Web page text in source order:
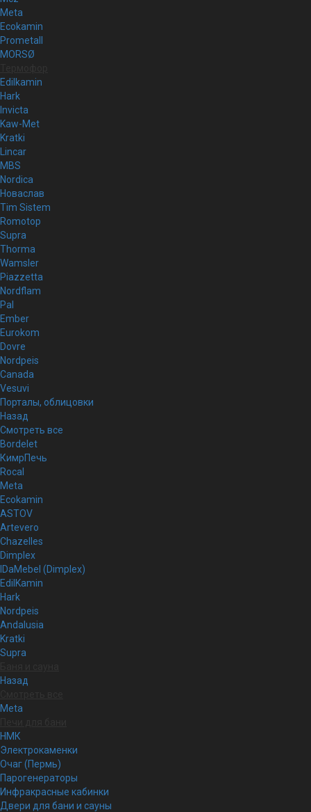
Meta
Ecokamin
Prometall
MORSØ
Edilkamin
Hark
Invicta
Kaw-Met
Kratki
Lincar
MBS
Nordica
Новаслав
Tim Sistem
Romotop
Supra
Thorma
Wamsler
Piazzetta
Nordflam
Pal
Ember
Eurokom
Dovre
Nordpeis
Canada
Vesuvi
Порталы, облицовки
Назад
Смотреть все
Bordelet
КимрПечь
Rocal
Meta
Ecokamin
ASTOV
Artevero
Chazelles
Dimplex
IDaMebel (Dimplex)
EdilKamin
Hark
Nordpeis
Andalusia
Kratki
Supra
Назад
Meta
НМК
Электрокаменки
Очаг (Пермь)
Парогенераторы
Инфракрасные кабинки
Двери для бани и сауны